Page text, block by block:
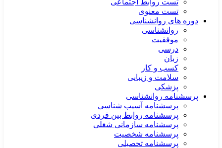
تست روابط اجتماعی
تست معنوی
دوره های روانشناسی
روانشناسی
موفقیت
درسی
زبان
کسب و کار
سلامت و زیبایی
پزشکی
پرسشنامه روانشناسی
پرسشنامه آسیب شناسی
پرسشنامه روابط بین فردی
پرسشنامه سازمانی شغلی
پرسشنامه شخصیت
پرسشنامه تحصیلی